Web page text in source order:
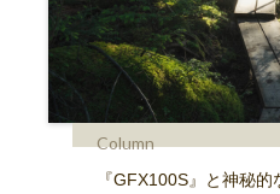
Column
『GFX100S』と神秘